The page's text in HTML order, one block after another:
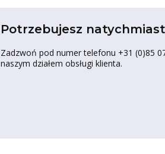
Potrzebujesz
Zadzwoń pod numer telefonu +31 (0)85
naszym działem obsługi klienta.